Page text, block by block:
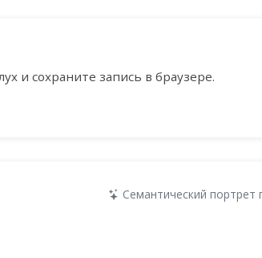
и сохраните запись в браузере.
Семантический портрет